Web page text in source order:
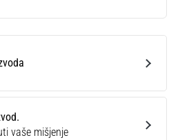
vaše mišjenje